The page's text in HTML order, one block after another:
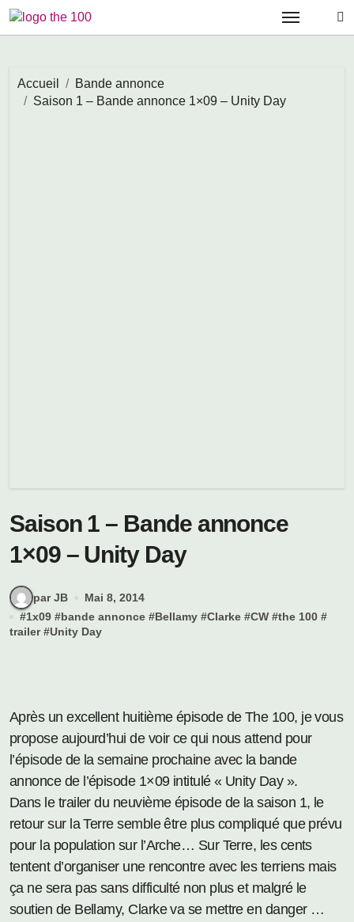
Passer
au
Accueil
Bande annonce
Saison 1 – Bande annonce 1×09 – Unity Day
Saison 1 – Bande annonce
1×09 – Unity Day
par JB
Mai 8, 2014
#1x09 #bande annonce #Bellamy #Clarke #CW #the 100 #
trailer #Unity Day
Après un excellent huitième épisode de The 100, je vous
propose aujourd’hui de voir ce qui nous attend pour
l’épisode de la semaine prochaine avec la bande
annonce de l’épisode 1×09 intitulé « Unity Day ».
Dans le trailer du neuvième épisode de la saison 1, le
retour sur la Terre semble être plus compliqué que prévu
pour la population sur l’Arche… Sur Terre, les cents
tentent d’organiser une rencontre avec les terriens mais
ça ne sera pas sans difficulté non plus et malgré le
soutien de Bellamy, Clarke va se mettre en danger …